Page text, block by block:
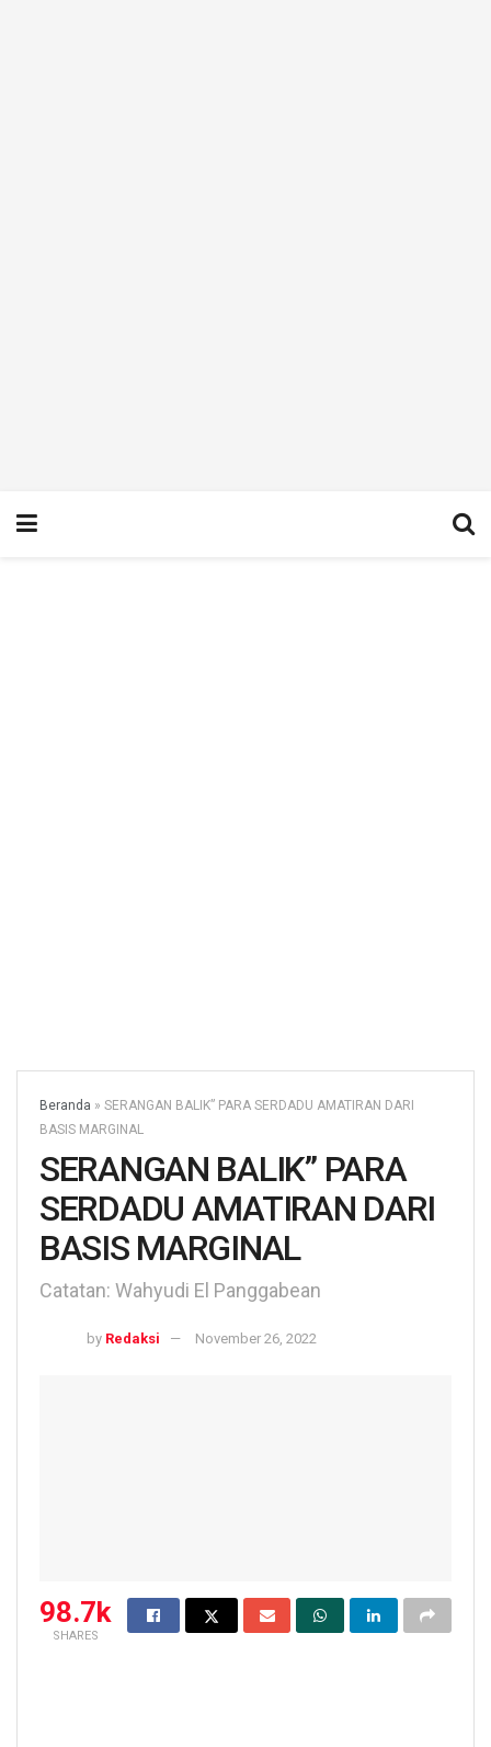
Beranda » SERANGAN BALIK” PARA SERDADU AMATIRAN DARI
BASIS MARGINAL
SERANGAN BALIK” PARA
SERDADU AMATIRAN DARI
BASIS MARGINAL
Catatan: Wahyudi El Panggabean
by Redaksi November 26, 2022
98.7k
SHARES